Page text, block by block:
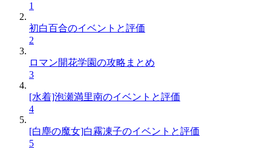
1
初白百合のイベントと評価
2
ロマン開花学園の攻略まとめ
3
[水着]泡瀬満里南のイベントと評価
4
[白塵の魔女]白霧凍子のイベントと評価
5